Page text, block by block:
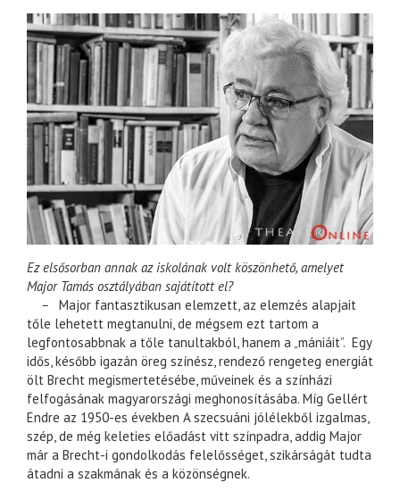
Ez elsősorban annak az iskolának volt köszönhető, amelyet
Major Tamás osztályában sajátított el?
– Major fantasztikusan elemzett, az elemzés alapjait
tőle lehetett megtanulni, de mégsem ezt tartom a
legfontosabbnak a tőle tanultakból, hanem a „mániáit”. Egy
idős, később igazán öreg színész, rendező rengeteg energiát
ölt Brecht megismertetésébe, műveinek és a színházi
felfogásának magyarországi meghonosításába. Míg Gellért
Endre az 1950-es években A szecsuáni jólélekből izgalmas,
szép, de még keleties előadást vitt színpadra, addig Major
már a Brecht-i gondolkodás felelősséget, szikárságát tudta
átadni a szakmának és a közönségnek.